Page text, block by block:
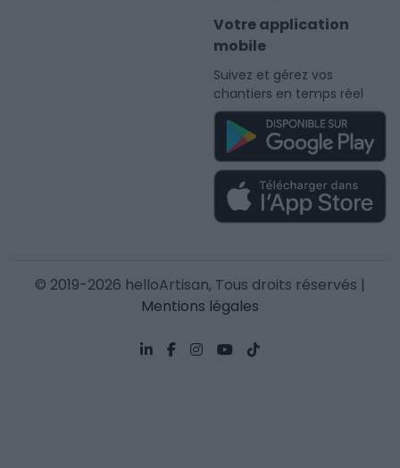
Votre application
mobile
Suivez et gérez vos
chantiers en temps réel
© 2019-2026 helloArtisan, Tous droits réservés |
Mentions légales